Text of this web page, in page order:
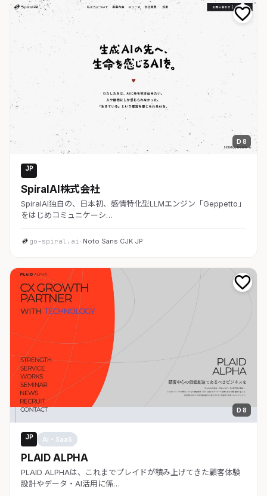
D 8
JP
SpiralAI株式会社
SpiralAI独自の、日本初、感情特化型LLMエンジン「Geppetto」
をはじめコミュニケーシ…
go-spiral.ai· Noto Sans CJK JP
D 8
JP AI・SaaS
PLAID ALPHA
PLAID ALPHAは、これまでプレイドが積み上げてきた顧客体験
設計やデータ・AI活用に係…